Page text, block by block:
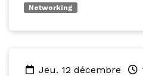
Networking
jeu. 12 décembre